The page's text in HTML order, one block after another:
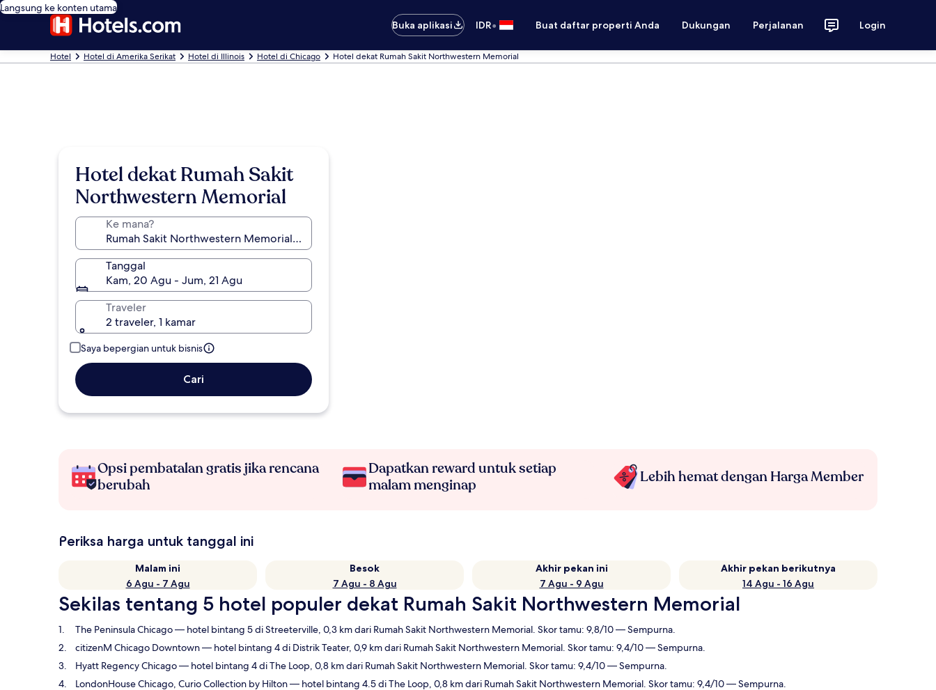
Langsung ke konten utama
Buka aplikasi
IDR• Buat daftar properti Anda Dukungan Perjalanan Login
Hotel Hotel di Amerika Serikat Hotel di Illinois Hotel di Chicago Hotel dekat Rumah Sakit Northwestern Memorial
Hotel dekat Rumah Sakit
Northwestern Memorial
Ke mana?
Tanggal
Kam, 20 Agu - Jum, 21 Agu
Traveler
2 traveler, 1 kamar
Saya bepergian untuk bisnis
Cari
Opsi pembatalan gratis jika rencana
berubah
Dapatkan reward untuk setiap
malam menginap
Lebih hemat dengan Harga Member
Periksa harga untuk tanggal ini
Malam ini
6 Agu - 7 Agu
Besok
7 Agu - 8 Agu
Akhir pekan ini
7 Agu - 9 Agu
Akhir pekan berikutnya
14 Agu - 16 Agu
Sekilas tentang 5 hotel populer dekat Rumah Sakit Northwestern Memorial
The Peninsula Chicago— hotel bintang 5 di Streeterville, 0,3 km dari Rumah Sakit Northwestern Memorial. Skor tamu: 9,8/10 — Sempurna.
citizenM Chicago Downtown— hotel bintang 4 di Distrik Teater, 0,9 km dari Rumah Sakit Northwestern Memorial. Skor tamu: 9,4/10 — Sempurna.
Hyatt Regency Chicago— hotel bintang 4 di The Loop, 0,8 km dari Rumah Sakit Northwestern Memorial. Skor tamu: 9,4/10 — Sempurna.
LondonHouse Chicago, Curio Collection by Hilton— hotel bintang 4.5 di The Loop, 0,8 km dari Rumah Sakit Northwestern Memorial. Skor tamu: 9,4/10 — Sempurna.